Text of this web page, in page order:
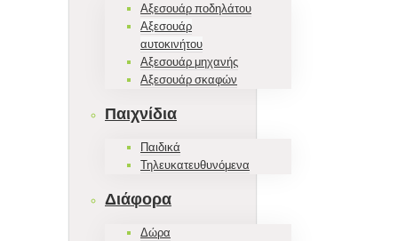
Αξεσουάρ ποδηλάτου
Αξεσουάρ
αυτοκινήτου
Αξεσουάρ μηχανής
Αξεσουάρ σκαφών
Παιχνίδια
Παιδικά
Τηλευκατευθυνόμενα
Διάφορα
Δώρα